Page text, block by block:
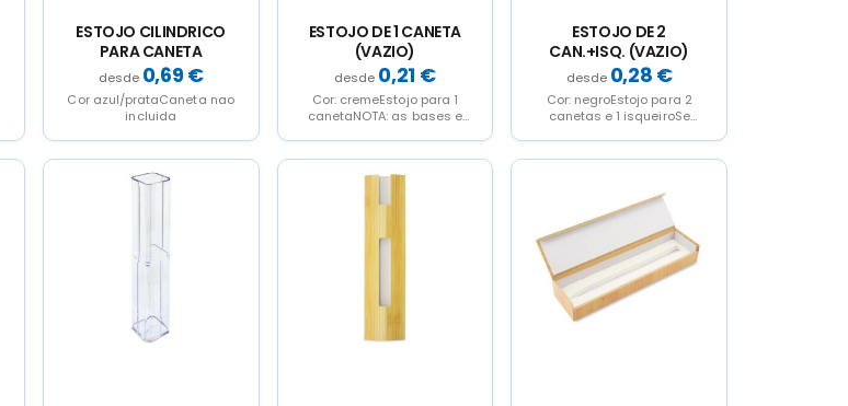
ESTOJO CILINDRICO
PARA CANETA
0,69€
Cor azul/prataCaneta nao
incluida
ESTOJO DE 1 CANETA
(VAZIO)
0,21 €
Cor: cremeEstojo para 1
canetaNOTA: as bases e
ESTOJO DE 2
CAN.+ISQ. (VAZIO)
0,28 €
Cor: negroEstojo para 2
canetas e 1 isqueiroSe